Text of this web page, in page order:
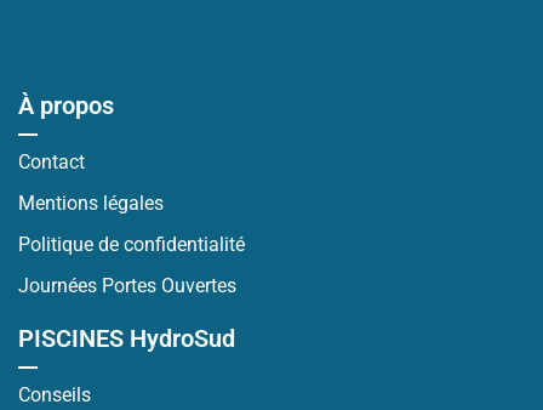
À propos
Contact
Mentions légales
Politique de confidentialité
Journées Portes Ouvertes
PISCINES HydroSud
Conseils